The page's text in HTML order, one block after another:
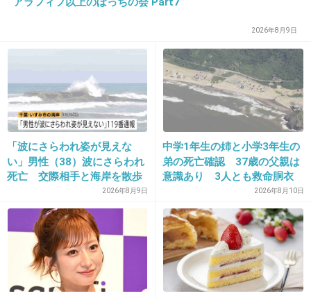
皮が身と同じカロリーがあると本で読んでか
このお肉で唐揚げ作ると割とさっぱりしてて食
皮がある方が断然美味しいと分かってるんだけ
どね〜
+18 -5
2026/06/03(水) 12:56:02
確かに…
暑くてサラダ出す頻度が多くなったら、当然だけどドレッ
シングの消費量もめっちや増えた
+1 -1
2026年8月9日
「波にさらわれ姿が見えな
い」男性（38）波にさらわれ
死亡 交際相手と海岸を散歩
中 当時は波浪注意報 千葉・
いすみ市
2026年8月9日
中学1年生の姉と小学3年生の
弟の死亡確認 37歳の父親は
意識あり 3人とも救命胴衣
の着用なしと判明 新潟市の
角田浜海水浴場で海難事故
2026年8月10日